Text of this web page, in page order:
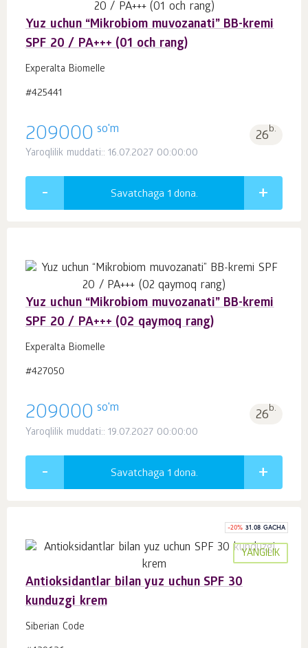
Yuz uchun “Mikrobiom muvozanati” BB-kremi
SPF 20 / PA+++ (01 och rang)
Experalta Biomelle
#425441
209000 so'm 26b.
Yaroqlilik muddati:: 16.07.2027 00:00:00
Savatchaga 1 dona.
Yuz uchun “Mikrobiom muvozanati” BB-kremi
SPF 20 / PA+++ (02 qaymoq rang)
Experalta Biomelle
#427050
209000 so'm 26b.
Yaroqlilik muddati:: 19.07.2027 00:00:00
Savatchaga 1 dona.
-20% 31.08 GACHA
YANGILIK
Antioksidantlar bilan yuz uchun SPF 30
kunduzgi krem
Siberian Code